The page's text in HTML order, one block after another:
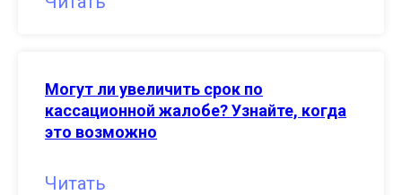
Могут ли увеличить срок по
кассационной жалобе? Узнайте, когда
это возможно
Читать